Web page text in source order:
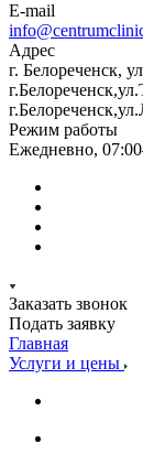
E-mail
Адрес
г. Белореченск,
Режим работы
Ежедневно,
Заказать звонок
Подать заявку
Главная
Услуги и цены